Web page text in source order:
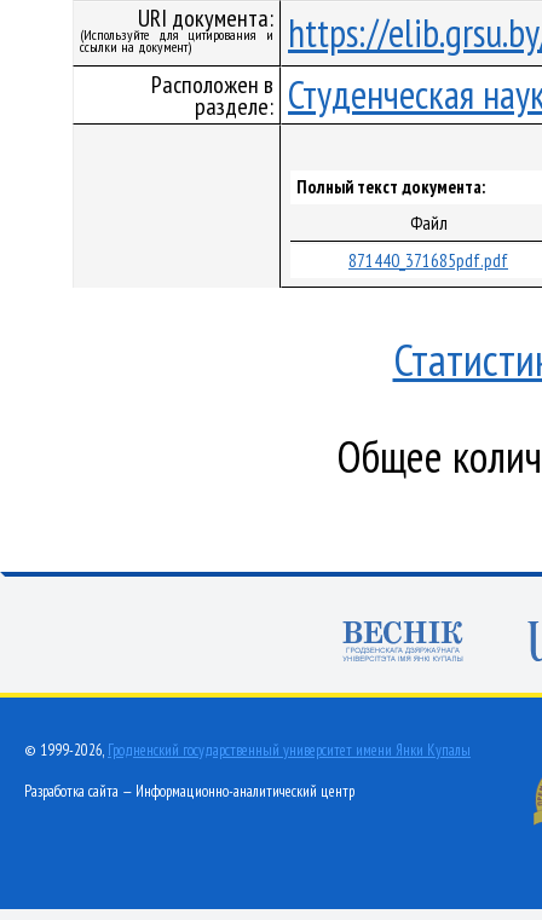
URI документа:
(Используйте для цитирования и
ссылки на документ) https://
Расположен в
разделе: Студенческая
Полный текст документа:
Файл
871440_371685pdf.pdf
Общее
© 1999-2026, Гродненский государственный университет имени Янки Купалы
Разработка сайта — Информационно-аналитический центр